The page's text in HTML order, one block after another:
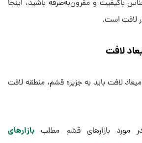
باکیفیت و مقرون‌به‌صرفه باشید، اینجا
لافت است.
لافت
لافت باید به جزیره قشم، منطقه لافت
مورد بازارهای قشم مطلب بازارهای